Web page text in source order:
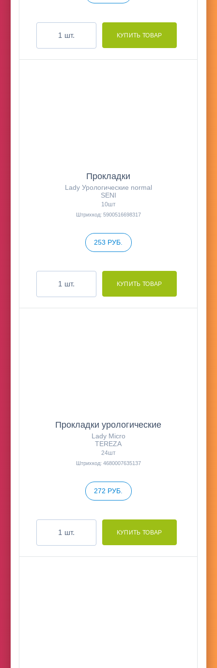
шт.
Прокладки
Lady Урологические normal
SENI
10шт
Штрихкод: 5900516698317
253 РУБ.
шт.
Прокладки урологические
Lady Micro
TEREZA
24шт
Штрихкод: 4680007635137
272 РУБ.
шт.